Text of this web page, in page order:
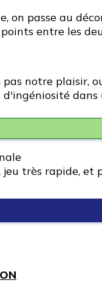
on passe au
entre les
pas notre plaisir,
jeu très rapide,